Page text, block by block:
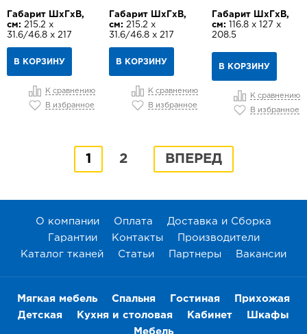
Габарит ШхГхВ,
см: 215.2 х
31.6/46.8 х 217
В КОРЗИНУ
К сравнению
В избранное
Габарит ШхГхВ,
см: 215.2 х
31.6/46.8 х 217
В КОРЗИНУ
К сравнению
В избранное
Габарит ШхГхВ,
см: 116.8 х 127 х
208.5
В КОРЗИНУ
К сравнению
В избранное
1 2 ВПЕРЕД
О компании Оплата
Доставка и Сборка
Гарантии
Контакты
Производители
Каталог тканей
Статьи Партнеры Вакансии
Мягкая мебель Спальня Гостиная
Прихожая
Детская
Кухня и столовая Кабинет
Шкафы
Мебель